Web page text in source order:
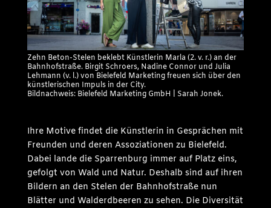
Zehn Beton-Stelen beklebt Künstlerin Marla (2. v. r.) an der
Bahnhofstraße. Birgit Schroers, Nadine Connor und Julia
Lehmann (v. l.) von Bielefeld Marketing freuen sich über den
künstlerischen Impuls in der City.
Bildnachweis: Bielefeld Marketing GmbH | Sarah Jonek.
Ihre Motive findet die Künstlerin in Gesprächen mit
Freunden und deren Assoziationen zu Bielefeld.
Dabei lande die Sparrenburg immer auf Platz eins,
gefolgt von Wald und Natur. Deshalb sind auf ihren
Bildern an den Stelen der Bahnhofstraße nun
Blätter und Walderdbeeren zu sehen. Die Diversität